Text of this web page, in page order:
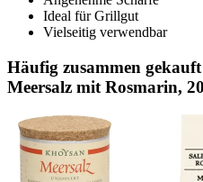
Ideal für Grillgut
Vielseitig verwendbar
Häufig zusammen
Meersalz mit Rosmarin,